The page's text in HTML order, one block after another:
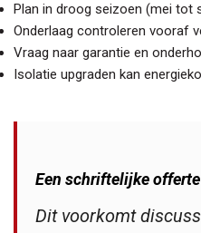
Plan in droog seizoen (mei tot
Onderlaag controleren vooraf
Vraag naar garantie en
Isolatie upgraden kan
Een schriftelijke
Dit voorkomt